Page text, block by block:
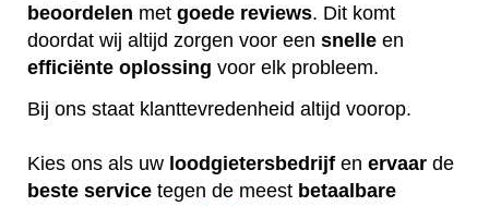
beoordelen met goede reviews. Dit komt
doordat wij altijd zorgen voor een snelle en
efficiënte oplossing voor elk probleem.
Bij ons staat klanttevredenheid altijd voorop.
Kies ons als uw loodgietersbedrijf en ervaar de
beste service tegen de meest betaalbare